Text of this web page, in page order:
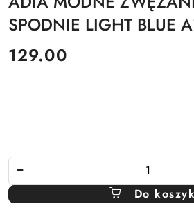
SPODNIE LIGHT BLUE
cena:
129.00
Do